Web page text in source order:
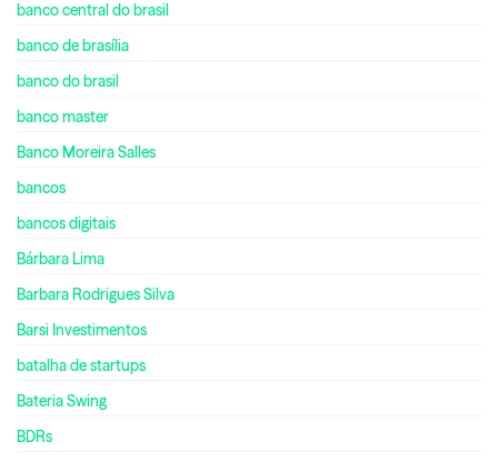
banco central do brasil
banco de brasília
banco do brasil
banco master
Banco Moreira Salles
bancos
bancos digitais
Bárbara Lima
Barbara Rodrigues Silva
Barsi Investimentos
batalha de startups
Bateria Swing
BDRs